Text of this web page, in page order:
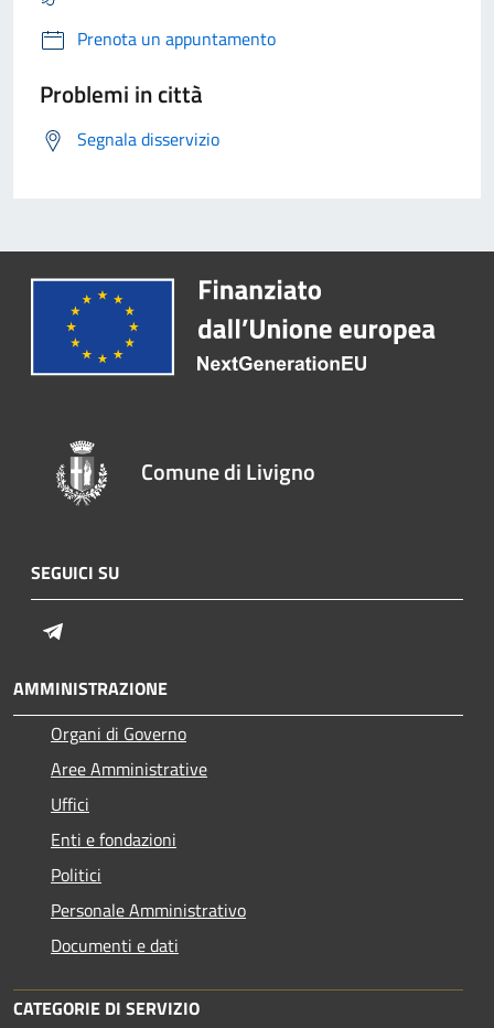
Prenota un appuntamento
Problemi in città
Segnala disservizio
Comune di Livigno
SEGUICI SU
AMMINISTRAZIONE
Organi di Governo
Aree Amministrative
Uffici
Enti e fondazioni
Politici
Personale Amministrativo
Documenti e dati
CATEGORIE DI SERVIZIO